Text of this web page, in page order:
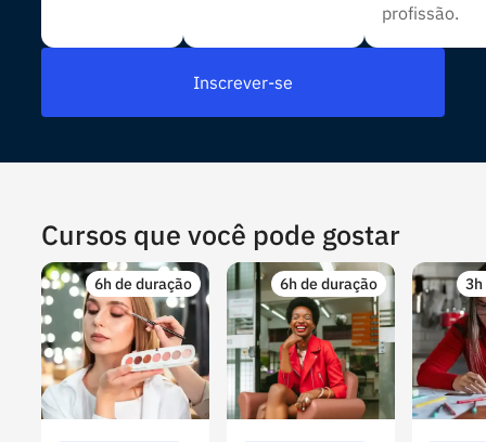
profissão.
Inscrever-se
Cursos que você pode gostar
6h de duração 6h de duração 3h